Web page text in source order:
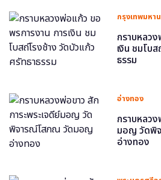
กรุงเทพมหา
กราบหลว
เงิน ชมโบ
ธรรม
อ่างทอง
กราบหลว
มอญ วัดพิ
อ่างทอง